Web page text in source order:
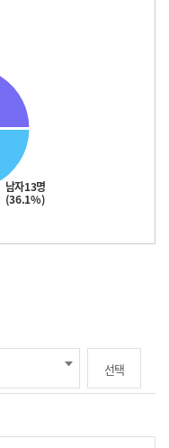
남자13명
(36.1%)
선택